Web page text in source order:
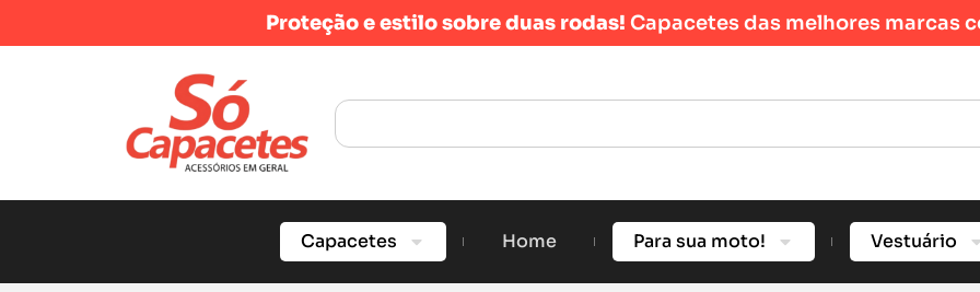
Proteção e estilo sobre duas rodas! Capacetes das melhores marcas
Capacetes Home Para sua moto! Vestuário